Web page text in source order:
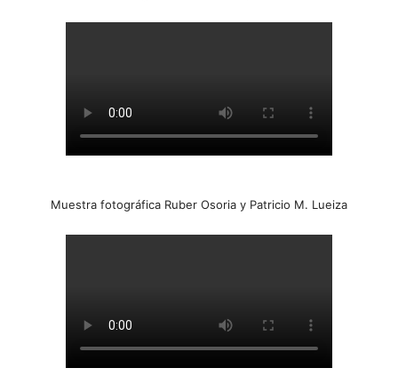
Muestra fotográfica Ruber Osoria y Patricio M. Lueiza